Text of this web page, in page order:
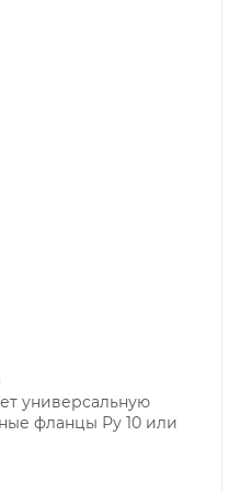
универсальную
фланцы Ру 10 или